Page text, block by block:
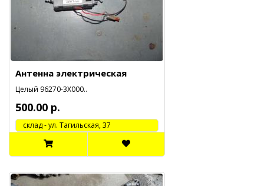
Антенна электрическая
Целый 96270-3X000..
500.00 р.
cклад - ул. Тагильская, 37